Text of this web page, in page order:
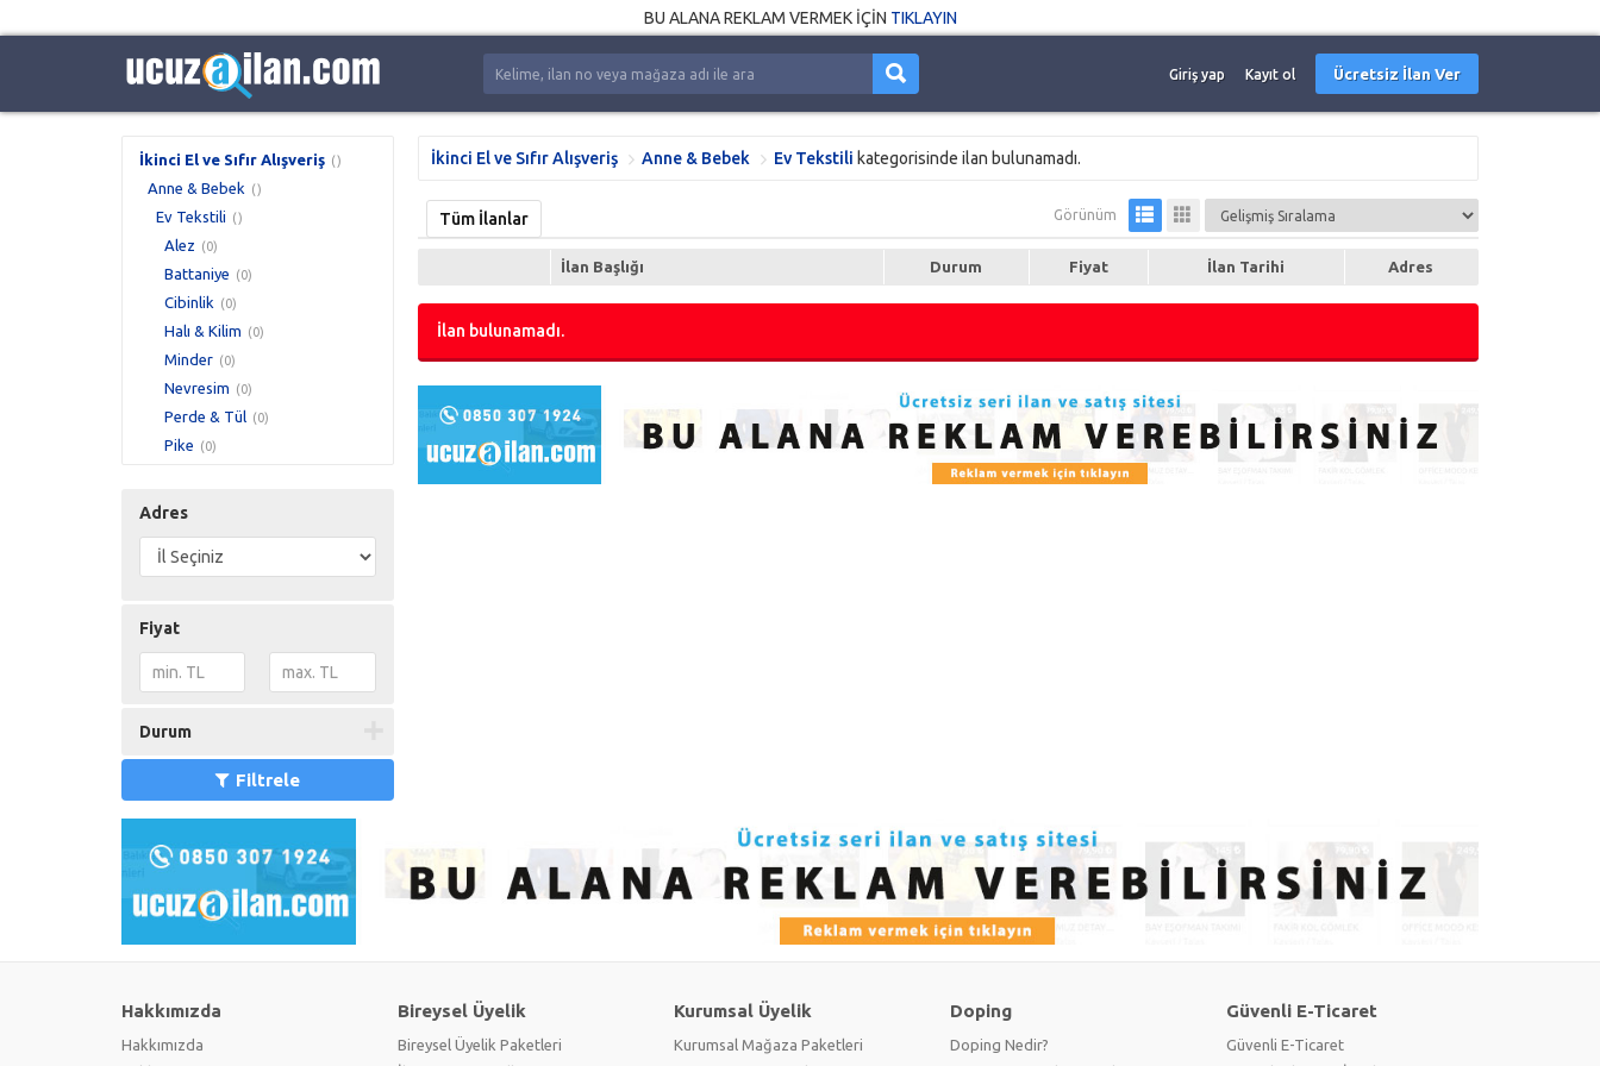
BU ALANA REKLAM VERMEK İÇİN TIKLAYIN
Giriş yap Kayıt ol Ücretsiz İlan Ver
İkinci El ve Sıfır Alışveriş ()
Anne & Bebek ()
Ev Tekstili ()
Alez (0)
Battaniye (0)
Cibinlik (0)
Halı & Kilim (0)
Minder (0)
Nevresim (0)
Perde & Tül (0)
Pike (0)
Yorgan (0)
Adres
Fiyat
Durum
Filtrele
İkinci El ve Sıfır Alışveriş Anne & Bebek Ev Tekstili kategorisinde ilan bulunamadı.
Tüm İlanlar Görünüm
İlan Başlığı Durum Fiyat İlan Tarihi Adres
İlan bulunamadı.
Hakkımızda
Hakkımızda
Bireysel Üyelik
Bireysel Üyelik Paketleri
Kurumsal Üyelik
Kurumsal Mağaza Paketleri
Doping
Doping Nedir?
Güvenli E-Ticaret
Güvenli E-Ticaret